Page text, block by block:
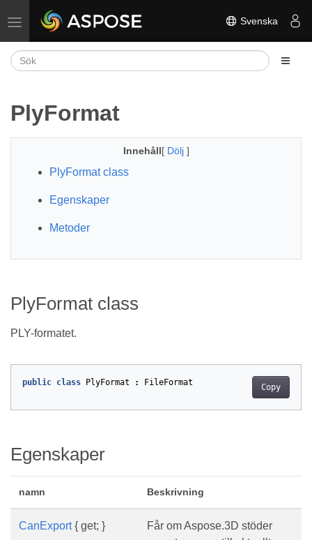
Växla navigering Svenska
PlyFormat
Innehåll[ Dölj ]
PlyFormat class
Egenskaper
Metoder
PlyFormat class
PLY-formatet.
Copy
public class PlyFormat : FileFormat
Egenskaper
namn Beskrivning
CanExport{ get; }
Får om Aspose.3D stöder